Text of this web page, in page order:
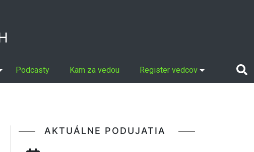
Podcasty Kam za vedou Register vedcov
AKTUÁLNE PODUJATIA